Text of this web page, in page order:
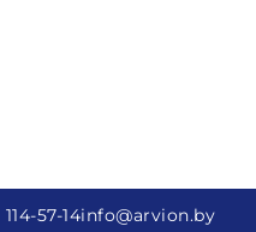
114-57-14info@arvion.by